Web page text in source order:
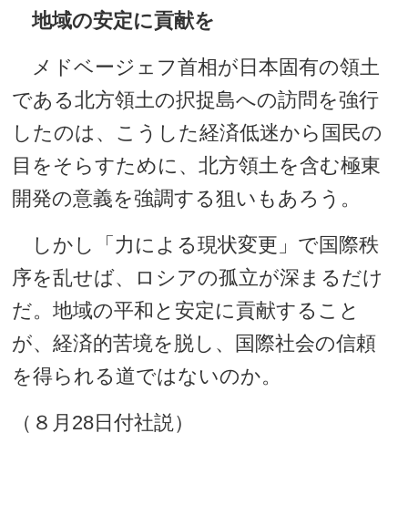
地域の安定に貢献を
メドベージェフ首相が日本固有の領土
である北方領土の択捉島への訪問を強行
したのは、こうした経済低迷から国民の
目をそらすために、北方領土を含む極東
開発の意義を強調する狙いもあろう。
しかし「力による現状変更」で国際秩
序を乱せば、ロシアの孤立が深まるだけ
だ。地域の平和と安定に貢献すること
が、経済的苦境を脱し、国際社会の信頼
を得られる道ではないのか。
（８月28日付社説）